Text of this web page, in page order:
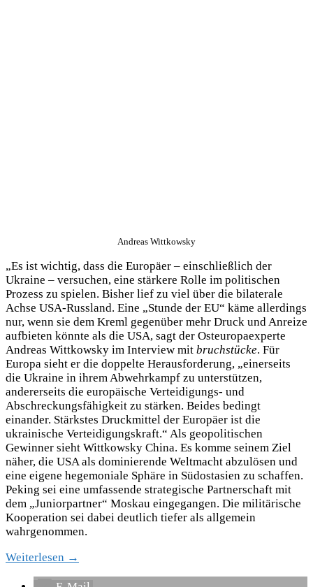
Andreas Wittkowsky
„Es ist wichtig, dass die Europäer – einschließlich der
Ukraine – versuchen, eine stärkere Rolle im politischen
Prozess zu spielen. Bisher lief zu viel über die bilaterale
Achse USA-Russland. Eine „Stunde der EU“ käme allerdings
nur, wenn sie dem Kreml gegenüber mehr Druck und Anreize
aufbieten könnte als die USA, sagt der Osteuropaexperte
Andreas Wittkowsky im Interview mit bruchstücke. Für
Europa sieht er die doppelte Herausforderung, „einerseits
die Ukraine in ihrem Abwehrkampf zu unterstützen,
andererseits die europäische Verteidigungs- und
Abschreckungsfähigkeit zu stärken. Beides bedingt
einander. Stärkstes Druckmittel der Europäer ist die
ukrainische Verteidigungskraft.“ Als geopolitischen
Gewinner sieht Wittkowsky China. Es komme seinem Ziel
näher, die USA als dominierende Weltmacht abzulösen und
eine eigene hegemoniale Sphäre in Südostasien zu schaffen.
Peking sei eine umfassende strategische Partnerschaft mit
dem „Juniorpartner“ Moskau eingegangen. Die militärische
Kooperation sei dabei deutlich tiefer als allgemein
wahrgenommen.
Weiterlesen →